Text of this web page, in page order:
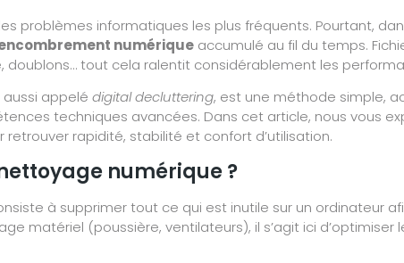
problèmes informatiques les plus fréquents. Pourtant,
numérique accumulé au fil du temps.
tout cela ralentit considérablement les
aussi appelé digital decluttering, est une méthode simple,
techniques avancées. Dans cet article, nous vous
rapidité, stabilité et confort d’utilisation.
numérique ?
à supprimer tout ce qui est inutile sur un ordinateur
matériel (poussière, ventilateurs), il s’agit ici d’optimiser